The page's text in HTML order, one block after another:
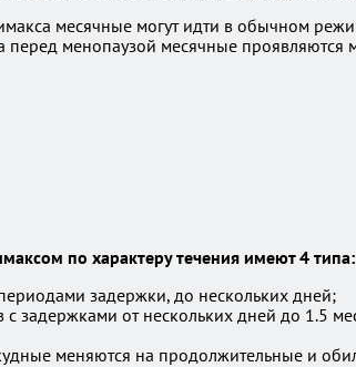
месячные могут идти в обычном
перед менопаузой месячные
по характеру течения имеют 4 типа:
задержки, до нескольких дней;
задержками от нескольких дней до 1.5
меняются на продолжительные и